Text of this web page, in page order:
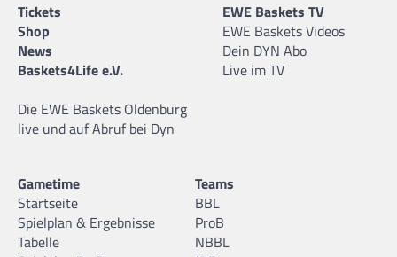
Tickets
Shop
News
Baskets4Life e.V.
Die EWE Baskets Oldenburg
live und auf Abruf bei Dyn
EWE Baskets TV
EWE Baskets Videos
Dein DYN Abo
Live im TV
Gametime
Startseite
Spielplan & Ergebnisse
Tabelle
Teams
BBL
ProB
NBBL